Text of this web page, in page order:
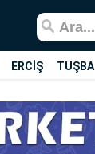
ERCİŞ TUŞBA